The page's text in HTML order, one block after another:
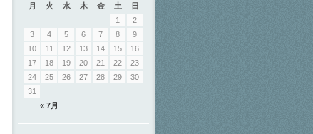
月
火 水 木 金 土 日
« 7月
1
2
3
4 5 6 7 8
9
10
11 12 13 14 15
16
17
18 19 20 21 22
23
24
25 26 27 28 29
30
31